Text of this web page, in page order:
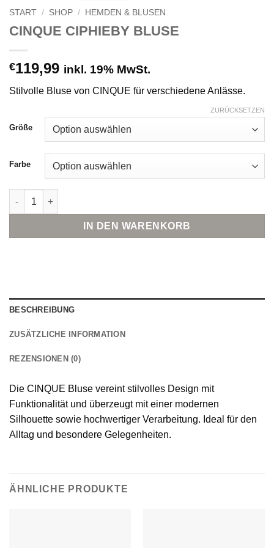
START / SHOP / HEMDEN & BLUSEN
CINQUE CIPHIEBY BLUSE
€119,99 inkl. 19% MwSt.
Stilvolle Bluse von CINQUE für verschiedene Anlässe.
Größe
Farbe
ZURÜCKSETZEN
CINQUE CIPHIEBY BLUSE Menge
IN DEN WARENKORB
BESCHREIBUNG
ZUSÄTZLICHE INFORMATION
REZENSIONEN (0)
Die CINQUE Bluse vereint stilvolles Design mit
Funktionalität und überzeugt mit einer modernen
Silhouette sowie hochwertiger Verarbeitung. Ideal für den
Alltag und besondere Gelegenheiten.
ÄHNLICHE PRODUKTE